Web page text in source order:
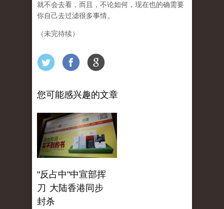
就不会去看，而且，不论如何，现在也的确需要
你自己去过滤很多事情。
（未完待续）
您可能感兴趣的文章
"反占中"中宣部挥
刀 大陆香港同步
封杀